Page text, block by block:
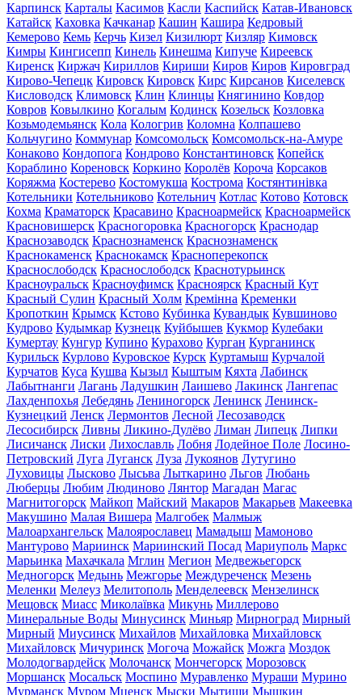
Карпинск Карталы Касимов Касли Каспийск Катав-Ивановск
Катайск Каховка Качканар Кашин Кашира Кедровый
Кемерово Кемь Керчь Кизел Кизилюрт Кизляр Кимовск
Кимры Кингисепп Кинель Кинешма Кипуче Киреевск
Киренск Киржач Кириллов Кириши Киров Киров Кировград
Кирово-Чепецк Кировск Кировск Кирс Кирсанов Киселевск
Кисловодск Климовск Клин Клинцы Княгинино Ковдор
Ковров Ковылкино Когалым Кодинск Козельск Козловка
Козьмодемьянск Кола Кологрив Коломна Колпашево
Кольчугино Коммунар Комсомольск Комсомольск-на-Амуре
Конаково Кондопога Кондрово Константиновск Копейск
Кораблино Кореновск Коркино Королёв Короча Корсаков
Коряжма Костерево Костомукша Кострома Костянтинівка
Котельники Котельниково Котельнич Котлас Котово Котовск
Кохма Краматорск Красавино Красноармейск Красноармейск
Красновишерск Красногоровка Красногорск Краснодар
Краснозаводск Краснознаменск Краснознаменск
Краснокаменск Краснокамск Красноперекопск
Краснослободск Краснослободск Краснотурьинск
Красноуральск Красноуфимск Красноярск Красный Кут
Красный Сулин Красный Холм Кремінна Кременки
Кропоткин Крымск Кстово Кубинка Кувандык Кувшиново
Кудрово Кудымкар Кузнецк Куйбышев Кукмор Кулебаки
Кумертау Кунгур Купино Курахово Курган Курганинск
Курильск Курлово Куровское Курск Куртамыш Курчалой
Курчатов Куса Кушва Кызыл Кыштым Кяхта Лабинск
Лабытнанги Лагань Ладушкин Лаишево Лакинск Лангепас
Лахденпохья Лебедянь Лениногорск Ленинск Ленинск-
Кузнецкий Ленск Лермонтов Лесной Лесозаводск
Лесосибирск Ливны Ликино-Дулёво Лиман Липецк Липки
Лисичанск Лиски Лихославль Лобня Лодейное Поле Лосино-
Петровский Луга Луганск Луза Лукоянов Лутугино
Луховицы Лысково Лысьва Лыткарино Льгов Любань
Люберцы Любим Людиново Лянтор Магадан Магас
Магнитогорск Майкоп Майский Макаров Макарьев Макеевка
Макушино Малая Вишера Малгобек Малмыж
Малоархангельск Малоярославец Мамадыш Мамоново
Мантурово Мариинск Мариинский Посад Мариуполь Маркс
Марьинка Махачкала Мглин Мегион Медвежьегорск
Медногорск Медынь Межгорье Междуреченск Мезень
Меленки Мелеуз Мелитополь Менделеевск Мензелинск
Мещовск Миасс Миколаївка Микунь Миллерово
Минеральные Воды Минусинск Миньяр Мирноград Мирный
Мирный Миусинск Михайлов Михайловка Михайловск
Михайловск Мичуринск Могоча Можайск Можга Моздок
Молодогвардейск Молочанск Мончегорск Морозовск
Моршанск Мосальск Моспино Муравленко Мураши Мурино
Мурманск Муром Мценск Мыски Мытищи Мышкин